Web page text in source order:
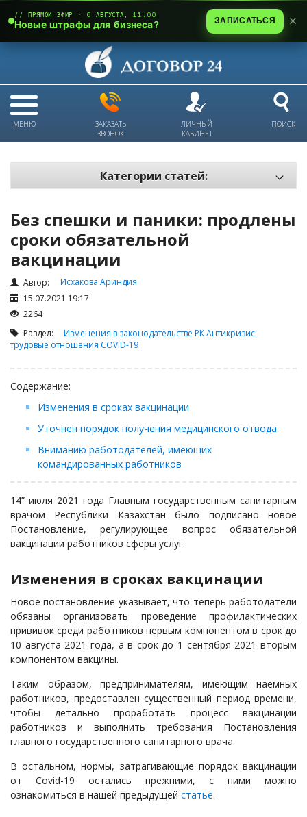
МЕНЮ
ЗАКАЗАТЬ
ЗВОНОК
ЛИЧНЫЙ
КАБИНЕТ
ПОИСК
Категории статей:
Электронный документооборот и цифровая подпись
Трудовые отношения
Техника безопасности и охрана труда
Изменения в законодательстве РК
Займы
Сбор долгов
Регистрация ТОО
Интернет и право
Заключение, изменение и расторжение договоров
Налоги и налогообложение
Новости сервиса
Архив
Без спешки и паники: продлены
сроки обязательной
вакцинации
Автор:
Исхакова Ариндия
15.07.2021 19:17
2264
Раздел: Изменения в законодательстве РКАнтикризис:
трудовые отношения COVID-19
Содержание:
Изменения в сроках вакцинации
Уточнен порядок получения медицинского отвода
Вниманию работодателей, имеющих
командированных работников
14” июля 2021 года Главным государственным санитарным
врачом Республики Казахстан было подписано новое
Постановление, регулирующее вопрос обязательной
вакцинации работников сферы услуг.
Изменения в сроках вакцинации
Новое постановление указывает, что теперь работодатели
обязаны организовать проведение профилактических
прививок среди работников первым компонентом в срок до
10 августа 2021 года, а в срок до 1 сентября 2021 вторым
компонентом вакцины.
Таким образом, предпринимателям, имеющим наемных
работников, предоставлен существенный период времени,
чтобы детально проработать процесс вакцинации
работников и выполнить требования Постановления
главного государственного санитарного врача.
В остальном, нормы, затрагивающие порядок вакцинации
от Covid-19 остались прежними, с ними можно
ознакомиться в нашей предыдущей статье.
// ПРЯМОЙ ЭФИР · 6 АВГУСТА, 11:00
Новые штрафы для бизнеса? ЗАПИСАТЬСЯ